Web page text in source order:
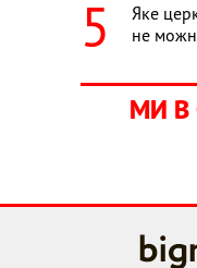
Яке
не
МИ В